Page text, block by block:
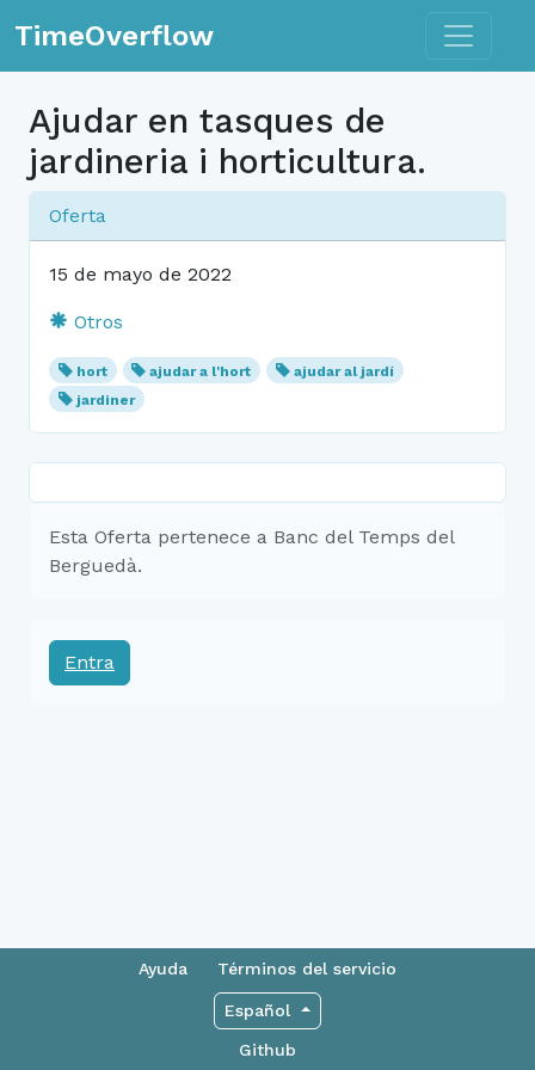
TimeOverflow Toggle
Ajudar en tasques de
jardineria i horticultura.
Oferta
15 de mayo de 2022
Otros
hort ajudar a l'hort
ajudar al jardí
jardiner
Esta Oferta pertenece a Banc del Temps del
Berguedà.
Entra
Ayuda Términos del servicio
Español
Github